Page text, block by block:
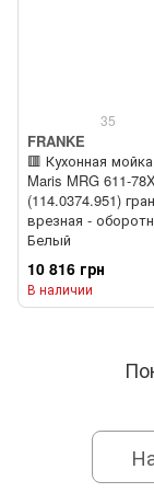
35
FRANKE
🟥 Кухонная
Maris MRG 611-
(114.0374.951)
врезная -
Белый
10 816 грн
В наличии